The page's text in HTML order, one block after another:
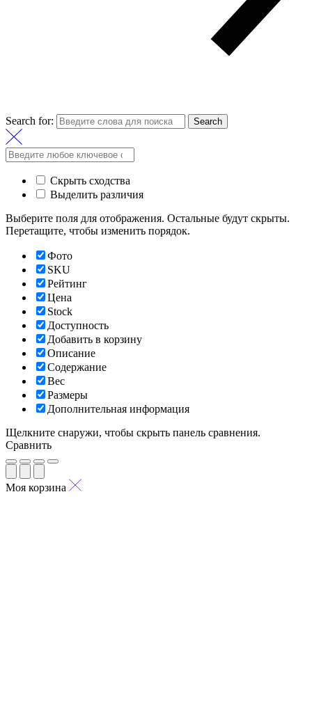
Search for: Search
Скрыть сходства
Выделить различия
Выберите поля для отображения. Остальные будут скрыты.
Перетащите, чтобы изменить порядок.
Фото
SKU
Рейтинг
Цена
Stock
Доступность
Добавить в корзину
Описание
Содержание
Вес
Размеры
Дополнительная информация
Щелкните снаружи, чтобы скрыть панель сравнения.
Сравнить
Моя корзина